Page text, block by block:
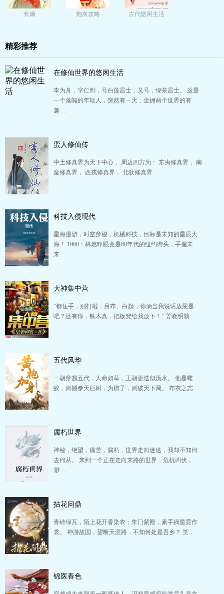
长嫡 炮灰攻略 古代悠闲生活
精彩推荐
在修仙世界的悠闲生活
李为舟，字仁剑，号白莲居士，又号，绿茶居士。 这是
一个落魄的年轻人，突然有一天，坐拥两个世界的有
趣…
蛮人修仙传
中土修真界为天下中心， 周边四方为： 东夷修真界， 南
蛮修真界， 西戎修真界， 北狄修真界…
科技入侵现代
星海漫游，时空穿梭，机械科技，目标是未知的星辰大
海！ 1960：林燃睁眼竟是60年代的纽约街头，手握未
来…
大神集中营
“都住手，别打啦，吕布、白起，你俩当我说话放屁是
吧？还有你，铁木真，把板凳给我放下！” 姜晓明就一…
五代风华
一朝穿越五代，人命如草，王朝更迭似流水。 他是蝼
蚁，则撼参天巨树，为棋子，则破天下局。 布衣之志…
腐朽世界
神秘，绝望，痛苦，腐朽，世界走向迷途，我却不知何
去何从。 来到一个正在走向末路的世界，危机四伏，
渺…
拈花问鼎
青砖绿瓦，陌上花开香染衣；朱门紫殿，素手摘星霓作
裳。 神游故国，望断天涯路，不知何处是吾乡？ 笑…
锦医春色